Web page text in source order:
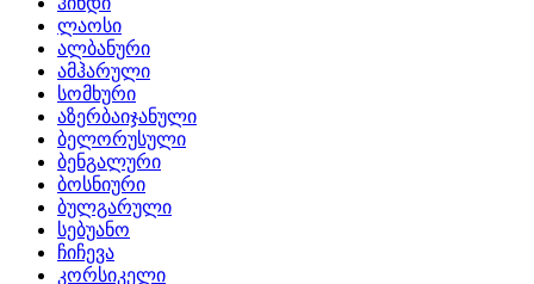
ლაოსი
ალბანური
ამჰარული
სომხური
აზერბაიჯანული
ბელორუსული
ბენგალური
ბოსნიური
ბულგარული
სებუანო
ჩიჩევა
კორსიკელი